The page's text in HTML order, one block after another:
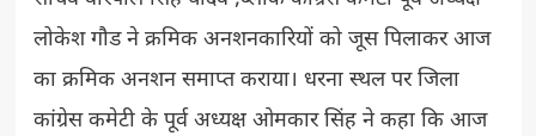
लोकेश गौड ने क्रमिक अनशनकारियों को जूस पिलाकर आज
का क्रमिक अनशन समाप्त कराया। धरना स्थल पर जिला
कांग्रेस कमेटी के पूर्व अध्यक्ष ओमकार सिंह ने कहा कि आज